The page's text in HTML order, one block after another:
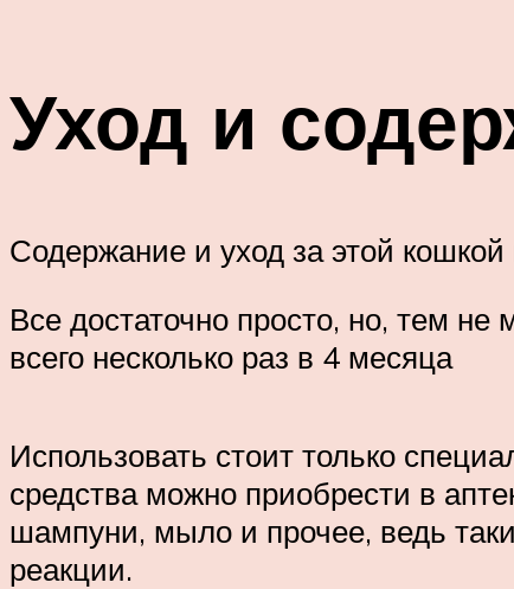
Уход и
Содержание и уход за этой
Все достаточно просто, но, тем не
всего несколько раз в 4 месяца
Использовать стоит только
средства можно приобрести в
шампуни, мыло и прочее, ведь
реакции.